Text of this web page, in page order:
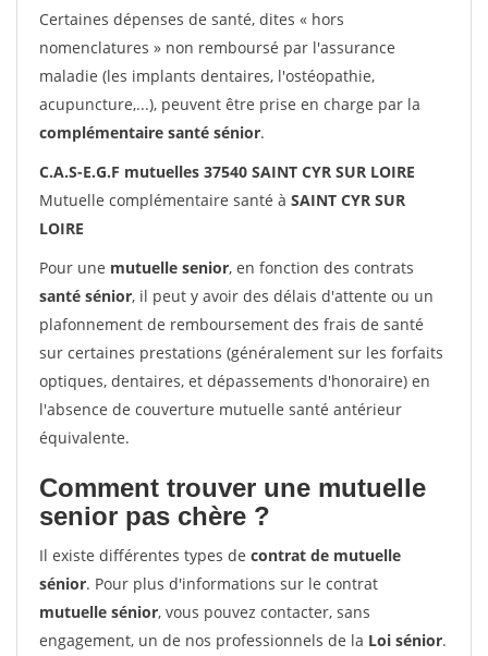
Certaines dépenses de santé, dites « hors
nomenclatures » non remboursé par l'assurance
maladie (les implants dentaires, l'ostéopathie,
acupuncture,...), peuvent être prise en charge par la
complémentaire santé sénior.
C.A.S-E.G.F mutuelles 37540 SAINT CYR SUR LOIRE
Mutuelle complémentaire santé à SAINT CYR SUR
LOIRE
Pour une mutuelle senior, en fonction des contrats
santé sénior, il peut y avoir des délais d'attente ou un
plafonnement de remboursement des frais de santé
sur certaines prestations (généralement sur les forfaits
optiques, dentaires, et dépassements d'honoraire) en
l'absence de couverture mutuelle santé antérieur
équivalente.
Comment trouver une mutuelle
senior pas chère ?
Il existe différentes types de contrat de mutuelle
sénior. Pour plus d'informations sur le contrat
mutuelle sénior, vous pouvez contacter, sans
engagement, un de nos professionnels de la Loi sénior.